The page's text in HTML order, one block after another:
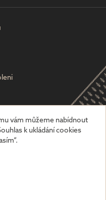
vám můžeme nabídnout
k ukládání cookies